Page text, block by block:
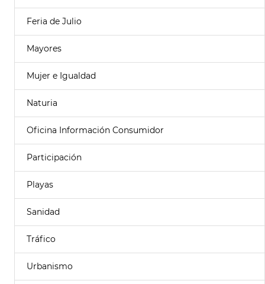
Feria de Julio
Mayores
Mujer e Igualdad
Naturia
Oficina Información Consumidor
Participación
Playas
Sanidad
Tráfico
Urbanismo